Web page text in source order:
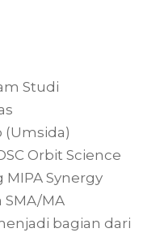
Studi
(Umsida)
Orbit Science
Synergy
MA
bagian dari